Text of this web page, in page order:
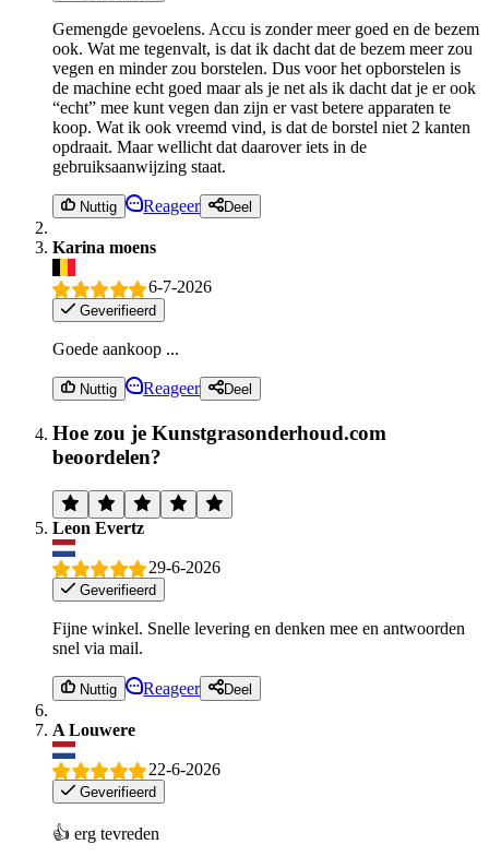
Gemengde gevoelens. Accu is zonder meer goed en de bezem
ook. Wat me tegenvalt, is dat ik dacht dat de bezem meer zou
vegen en minder zou borstelen. Dus voor het opborstelen is
de machine echt goed maar als je net als ik dacht dat je er ook
“echt” mee kunt vegen dan zijn er vast betere apparaten te
koop. Wat ik ook vreemd vind, is dat de borstel niet 2 kanten
opdraait. Maar wellicht dat daarover iets in de
gebruiksaanwijzing staat.
Nuttig Reageer Deel
Karina moens
6-7-2026
Geverifieerd
Goede aankoop ...
Nuttig Reageer Deel
Hoe zou je Kunstgrasonderhoud.com
beoordelen?
Leon Evertz
29-6-2026
Geverifieerd
Fijne winkel. Snelle levering en denken mee en antwoorden
snel via mail.
Nuttig Reageer Deel
A Louwere
22-6-2026
Geverifieerd
👍 erg tevreden